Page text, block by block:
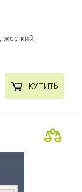
КУПИТЬ